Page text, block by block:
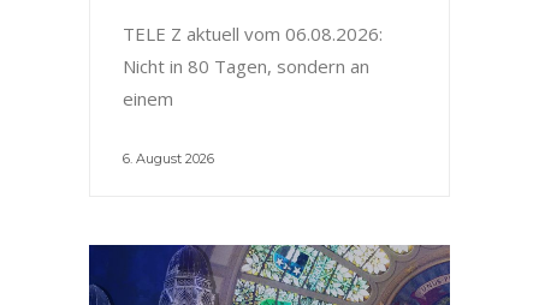
TELE Z aktuell vom 06.08.2026:
Nicht in 80 Tagen, sondern an
einem
6. August 2026